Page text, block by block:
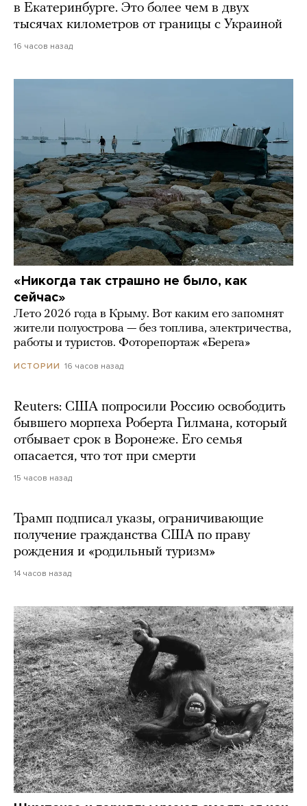
в Екатеринбурге. Это более чем в двух
тысячах километров от границы с Украиной
16 часов назад
«Никогда так страшно не было, как
сейчас»
Лето 2026 года в Крыму. Вот каким его запомнят
жители полуострова — без топлива, электричества,
работы и туристов. Фоторепортаж «Берега»
ИСТОРИИ 16 часов назад
Reuters: США попросили Россию освободить
бывшего морпеха Роберта Гилмана, который
отбывает срок в Воронеже. Его семья
опасается, что тот при смерти
15 часов назад
Трамп подписал указы, ограничивающие
получение гражданства США по праву
рождения и «родильный туризм»
14 часов назад